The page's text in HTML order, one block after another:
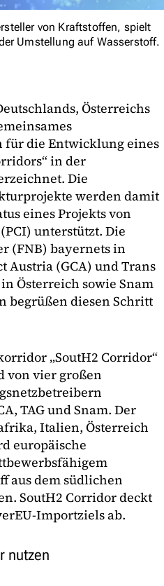
von Kraftstoffen, spielt
Umstellung auf Wasserstoff.
Österreichs
für die Entwicklung eines
in der
Die
werden damit
eines Projekts von
unterstützt. Die
(FNB) bayernetsin
Austria (GCA) und Trans
Österreich sowie Snam
begrüßen diesen Schritt
„SoutH2 Corridor“
von vier großen
TAG und Snam. Der
Italien, Österreich
europäische
aus dem südlichen
SoutH2 Corridor deckt
Importziels ab.
nutzen